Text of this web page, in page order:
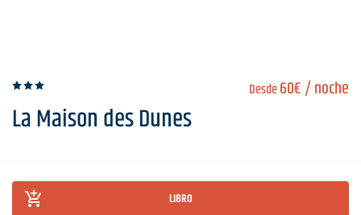
Desde60€/ noche
La Maison des Dunes
LIBRO